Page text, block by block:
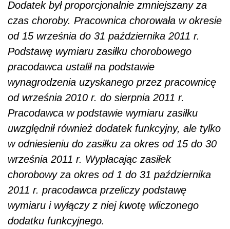
Dodatek był proporcjonalnie zmniejszany za
czas choroby. Pracownica chorowała w okresie
od 15 września do 31 października 2011 r.
Podstawę wymiaru zasiłku chorobowego
pracodawca ustalił na podstawie
wynagrodzenia uzyskanego przez pracownicę
od września 2010 r. do sierpnia 2011 r.
Pracodawca w podstawie wymiaru zasiłku
uwzględnił również dodatek funkcyjny, ale tylko
w odniesieniu do zasiłku za okres od 15 do 30
września 2011 r. Wypłacając zasiłek
chorobowy za okres od 1 do 31 października
2011 r. pracodawca przeliczy podstawę
wymiaru i wyłączy z niej kwotę wliczonego
dodatku funkcyjnego.